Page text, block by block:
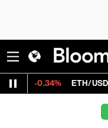
ETH/USD 1,897.645